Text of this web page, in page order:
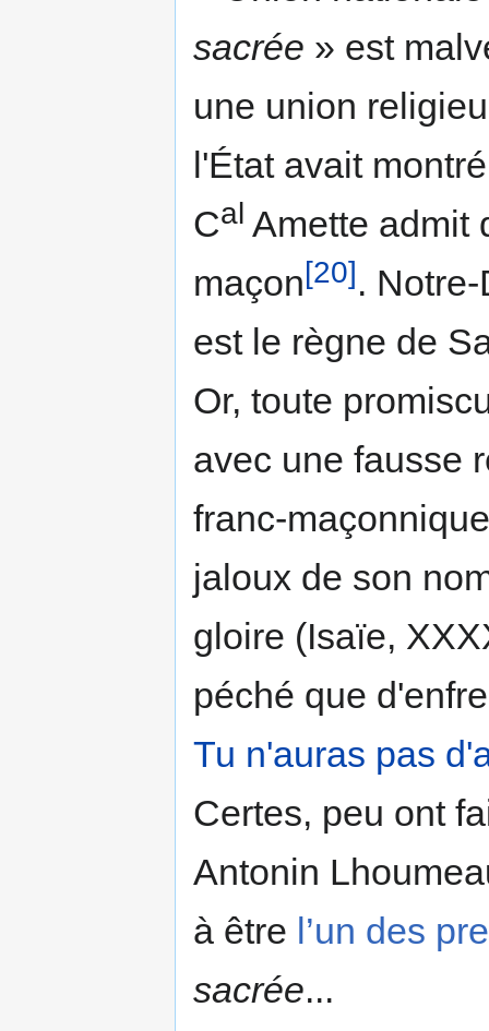
sacrée » est
une union
l'État avait
Cal Amette admit
maçon[20].
est le règne de
Or, toute
avec une fausse
franc-
jaloux de son
gloire (Isaïe,
péché que
Tu n'auras pas
Certes, peu ont
Antonin
à être l’un des
sacrée...